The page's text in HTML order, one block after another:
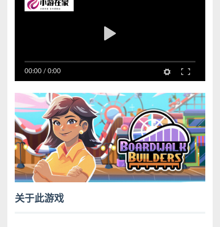
00:00 / 0:00
关于此游戏